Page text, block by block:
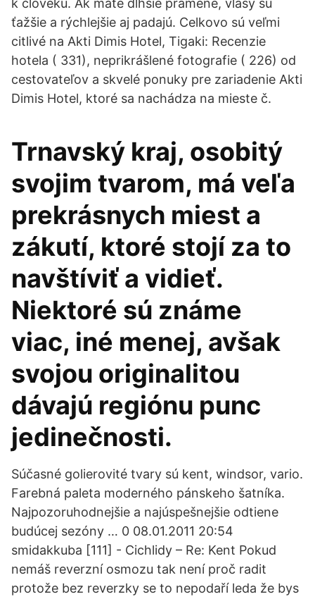
k človeku. Ak máte dlhšie pramene, vlasy sú
ťažšie a rýchlejšie aj padajú. Celkovo sú veľmi
citlivé na Akti Dimis Hotel, Tigaki: Recenzie
hotela ( 331), neprikrášlené fotografie ( 226) od
cestovateľov a skvelé ponuky pre zariadenie Akti
Dimis Hotel, ktoré sa nachádza na mieste č.
Trnavský kraj, osobitý
svojim tvarom, má veľa
prekrásnych miest a
zákutí, ktoré stojí za to
navštíviť a vidieť.
Niektoré sú známe
viac, iné menej, avšak
svojou originalitou
dávajú regiónu punc
jedinečnosti.
Súčasné golierovité tvary sú kent, windsor, vario.
Farebná paleta moderného pánskeho šatníka.
Najpozoruhodnejšie a najúspešnejšie odtiene
budúcej sezóny … 0 08.01.2011 20:54
smidakkuba [111] - Cichlidy – Re: Kent Pokud
nemáš reverzní osmozu tak není proč radit
protože bez reverzky se to nepodaří leda že bys